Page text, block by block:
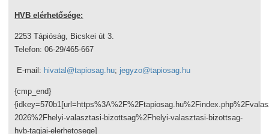
HVB elérhetősége:
2253 Tápióság, Bicskei út 3.
Telefon: 06-29/465-667
E-mail: hivatal@tapiosag.hu; jegyzo@tapiosag.hu
{cmp_end}
2026%2Fhelyi-valasztasi-bizottsag%2Fhelyi-valasztasi-bizottsag-
hvb-tagjai-elerhetosege]